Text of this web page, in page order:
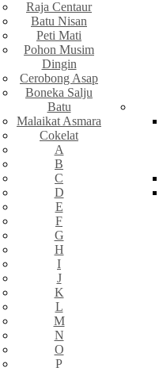
Raja Centaur
Batu Nisan
Peti Mati
Pohon Musim
Dingin
Cerobong Asap
Boneka Salju
Batu
Malaikat Asmara
Cokelat
A
B
C
D
E
F
G
H
I
J
K
L
M
N
O
P